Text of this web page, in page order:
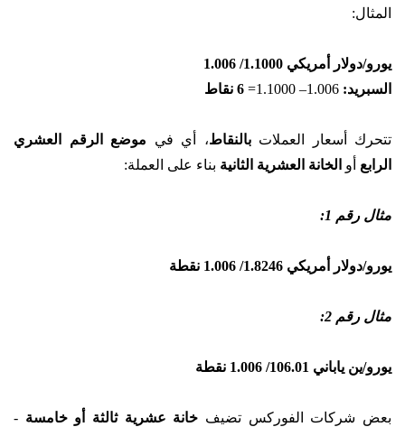
المثال:
يورو/دولار أمريكي 1.1000/ 1.006
السبريد:
6 نقاط
تتحرك أسعار العملاتبالنقاط، أي في موضع الرقم العشري
الرابع أو الخانة العشرية الثانية بناء على العملة:
مثال رقم 1:
يورو/دولار أمريكي 1.8246/ 1.006 نقطة
مثال رقم 2:
يورو/ين ياباني 106.01/ 1.006 نقطة
بعض شركات الفوركس تضيف خانة عشرية ثالثة أو خامسة -